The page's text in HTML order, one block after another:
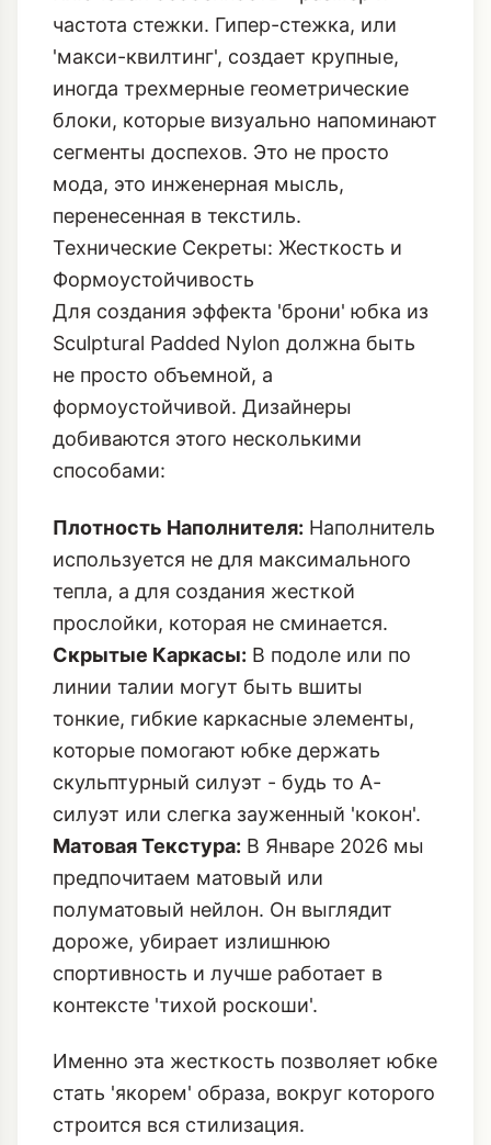
частота стежки. Гипер-стежка, или
'макси-квилтинг', создает крупные,
иногда трехмерные геометрические
блоки, которые визуально напоминают
сегменты доспехов. Это не просто
мода, это инженерная мысль,
перенесенная в текстиль.
Технические Секреты: Жесткость и
Формоустойчивость
Для создания эффекта 'брони' юбка из
Sculptural Padded Nylon должна быть
не просто объемной, а
формоустойчивой. Дизайнеры
добиваются этого несколькими
способами:
Плотность Наполнителя: Наполнитель
используется не для максимального
тепла, а для создания жесткой
прослойки, которая не сминается.
Скрытые Каркасы: В подоле или по
линии талии могут быть вшиты
тонкие, гибкие каркасные элементы,
которые помогают юбке держать
скульптурный силуэт - будь то А-
силуэт или слегка зауженный 'кокон'.
Матовая Текстура: В Январе 2026 мы
предпочитаем матовый или
полуматовый нейлон. Он выглядит
дороже, убирает излишнюю
спортивность и лучше работает в
контексте 'тихой роскоши'.
Именно эта жесткость позволяет юбке
стать 'якорем' образа, вокруг которого
строится вся стилизация.